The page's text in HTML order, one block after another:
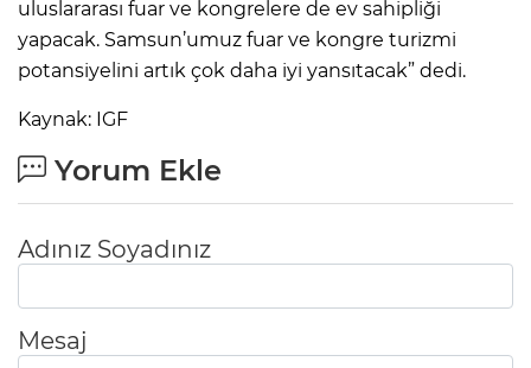
uluslararası fuar ve kongrelere de ev sahipliği
yapacak. Samsun’umuz fuar ve kongre turizmi
potansiyelini artık çok daha iyi yansıtacak” dedi.
Kaynak: IGF
Yorum Ekle
Adınız Soyadınız
Mesaj